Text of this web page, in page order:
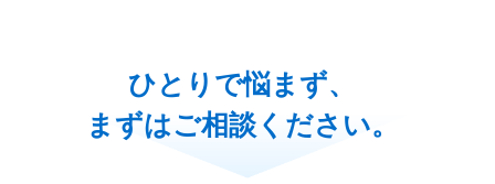
ひとりで悩まず、
まずはご相談ください。